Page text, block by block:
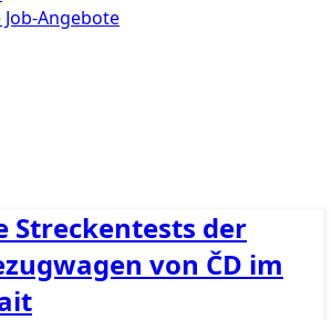
Angebote
Streckentests der
von ČD im